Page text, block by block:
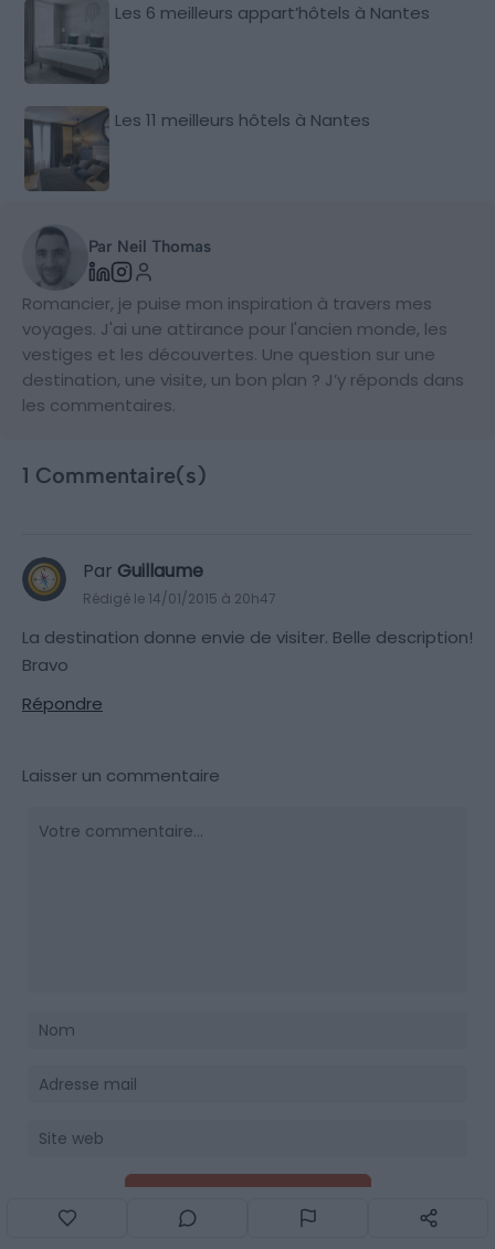
Les 6 meilleurs appart’hôtels à Nantes
Les 11 meilleurs hôtels à Nantes
Par Neil Thomas
Romancier, je puise mon inspiration à travers mes
voyages. J'ai une attirance pour l'ancien monde, les
vestiges et les découvertes. Une question sur une
destination, une visite, un bon plan ? J’y réponds dans
les commentaires.
1 Commentaire(s)
Par Guillaume
Rédigé le 14/01/2015 à 20h47
La destination donne envie de visiter. Belle description!
Bravo
Répondre
Laisser un commentaire